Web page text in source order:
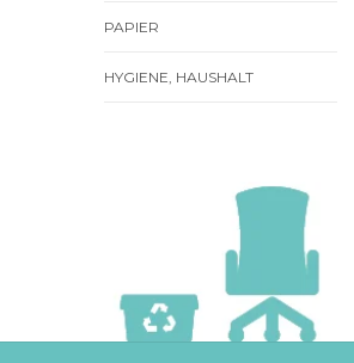
PAPIER
HYGIENE, HAUSHALT